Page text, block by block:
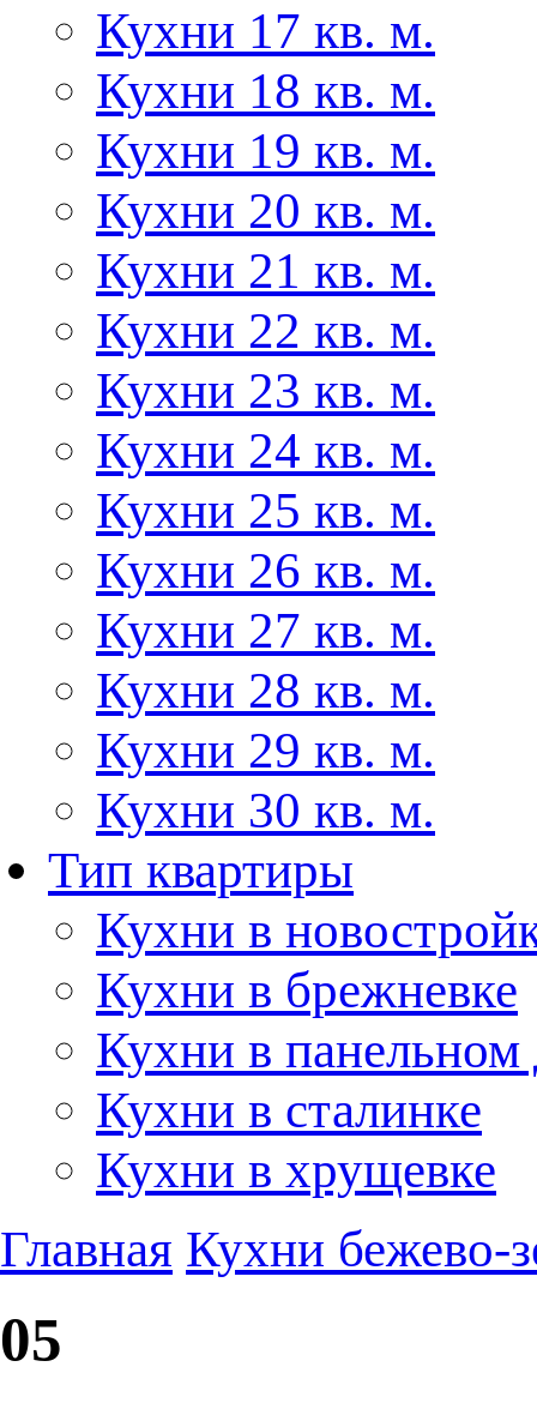
Кухни 17 кв. м.
Кухни 18 кв. м.
Кухни 19 кв. м.
Кухни 20 кв. м.
Кухни 21 кв. м.
Кухни 22 кв. м.
Кухни 23 кв. м.
Кухни 24 кв. м.
Кухни 25 кв. м.
Кухни 26 кв. м.
Кухни 27 кв. м.
Кухни 28 кв. м.
Кухни 29 кв. м.
Кухни 30 кв. м.
Тип квартиры
Кухни в
Кухни в брежневке
Кухни в панельном
Кухни в сталинке
Кухни в хрущевке
Главная Кухни бежево-
05